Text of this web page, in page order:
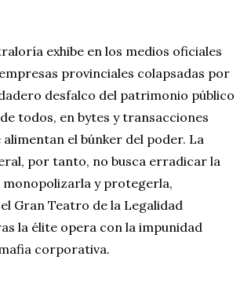
exhibe en los medios oficiales
provinciales colapsadas por
desfalco del patrimonio público
todos, en bytes y transacciones
el búnker del poder. La
por tanto, no busca erradicar la
y protegerla,
Gran Teatro de la Legalidad
la élite opera con la impunidad
corporativa.